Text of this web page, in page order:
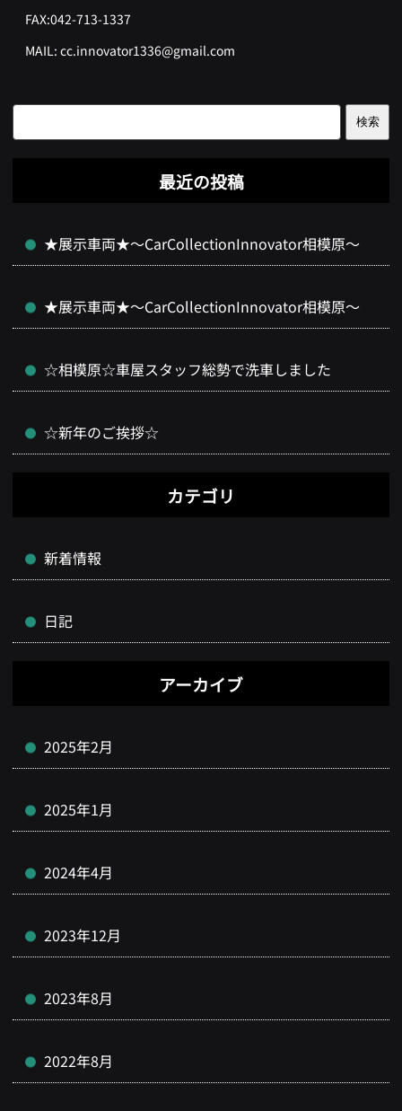
FAX:042-713-1337
MAIL: cc.innovator1336@gmail.com
検索
最近の投稿
★展示車両★～CarCollectionInnovator相模原～
★展示車両★～CarCollectionInnovator相模原～
☆相模原☆車屋スタッフ総勢で洗車しました
☆新年のご挨拶☆
カテゴリ
新着情報
日記
アーカイブ
2025年2月
2025年1月
2024年4月
2023年12月
2023年8月
2022年8月